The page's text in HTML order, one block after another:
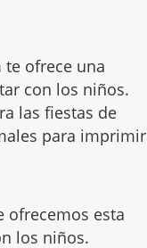
ofrece una
con los niños.
las fiestas de
para imprimir
ofrecemos esta
los niños.